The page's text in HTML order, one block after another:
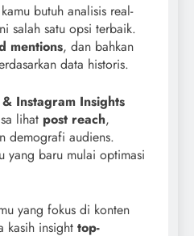
butuh analisis real-
salah satu opsi terbaik.
mentions, dan bahkan
data historis.
Instagram Insights
lihat post reach,
demografi audiens.
yang baru mulai optimasi
yang fokus di konten
kasih insight top-